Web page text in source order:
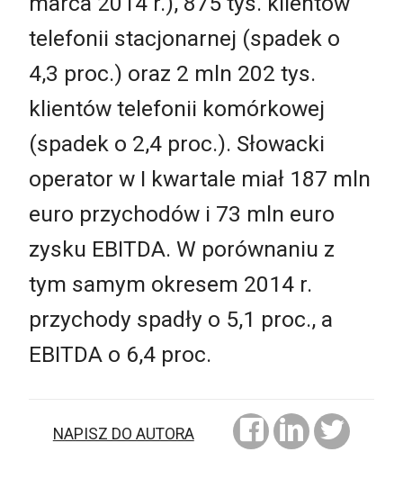
telefonii stacjonarnej (spadek o
4,3 proc.) oraz 2 mln 202 tys.
klientów telefonii komórkowej
(spadek o 2,4 proc.). Słowacki
operator w I kwartale miał 187 mln
euro przychodów i 73 mln euro
zysku EBITDA. W porównaniu z
tym samym okresem 2014 r.
przychody spadły o 5,1 proc., a
EBITDA o 6,4 proc.
NAPISZ DO AUTORA